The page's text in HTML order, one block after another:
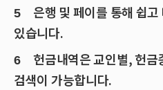
5은행 및 페이를 통해 쉽고
있습니다.
6헌금내역은 교인별, 헌금
검색이 가능합니다.